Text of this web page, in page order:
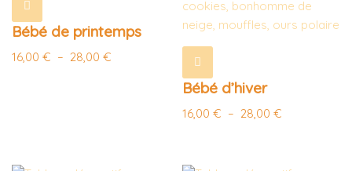
Bébé de printemps
16,00 € – 28,00 €
Bébé d’hiver
16,00€ – 28,00€